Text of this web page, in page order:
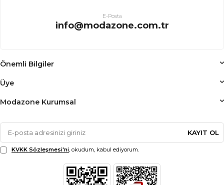
E-Posta
info@modazone.com.tr
Önemli Bilgiler
Üye
Modazone Kurumsal
KAYIT OL
KVKK Sözleşmesi'ni, okudum, kabul ediyorum.